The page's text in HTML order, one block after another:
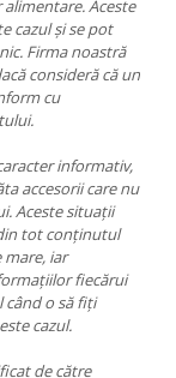
Aceste
cazul și se pot
Firma noastră
consideră că un
cu
informativ,
accesorii care nu
Aceste situații
tot conținutul
iar
fiecărui
când o să fiți
cazul.
de către